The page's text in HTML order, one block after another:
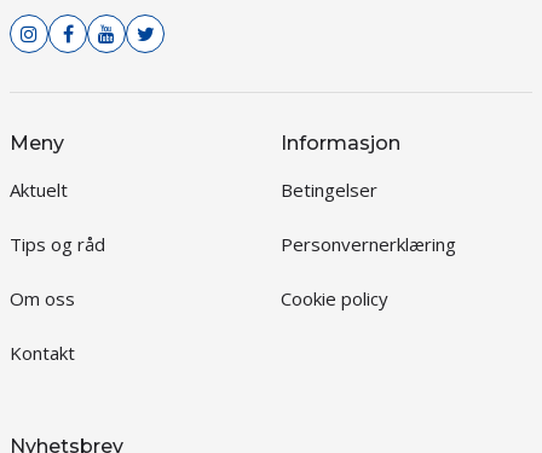
Meny
Aktuelt
Tips og råd
Om oss
Kontakt
Informasjon
Betingelser
Personvernerklæring
Cookie policy
Nyhetsbrev